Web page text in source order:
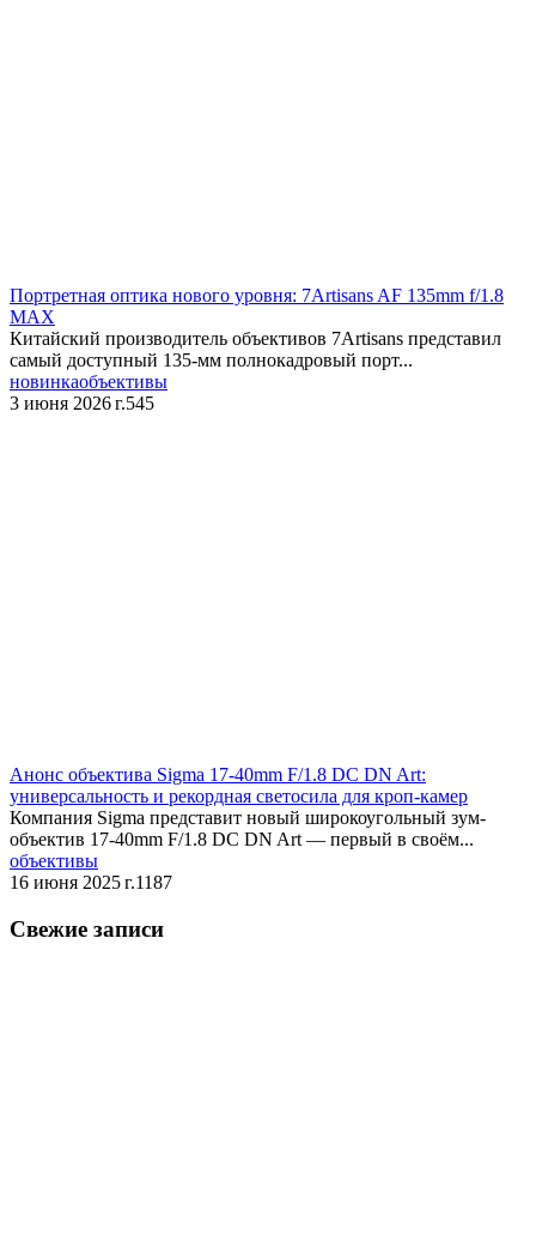
Портретная оптика нового уровня: 7Artisans AF 135mm f/1.8
MAX
Китайский производитель объективов 7Artisans представил
самый доступный 135‑мм полнокадровый порт...
новинкаобъективы
3 июня 2026 г.545
Анонс объектива Sigma 17-40mm F/1.8 DC DN Art:
универсальность и рекордная светосила для кроп-камер
Компания Sigma представит новый широкоугольный зум-
объектив 17-40mm F/1.8 DC DN Art — первый в своём...
объективы
16 июня 2025 г.1187
Свежие записи